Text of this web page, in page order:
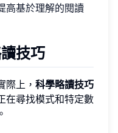
高基於理解的閱讀
技巧
際上， 科學略讀技巧
在尋找模式和特定數